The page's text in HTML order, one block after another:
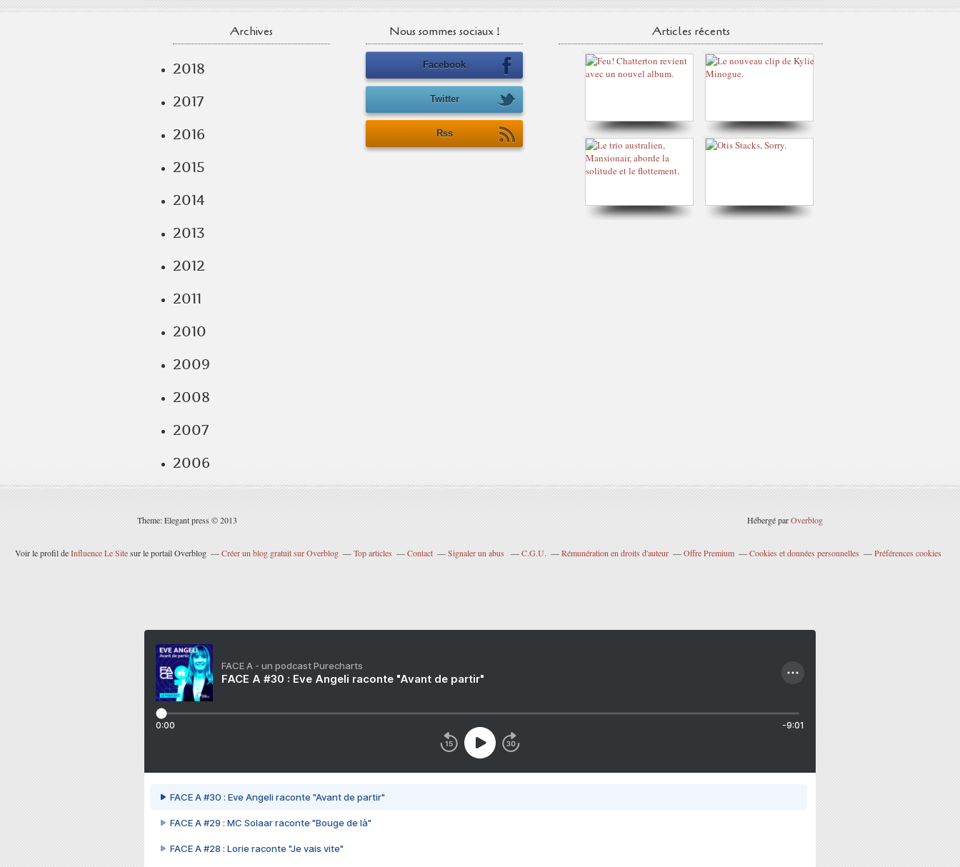
Archives
2018
2017
2016
2015
2014
2013
2012
2011
2010
2009
2008
2007
2006
Nous sommes sociaux !
Facebook
Twitter
Rss
Articles récents
Theme: Elegant press © 2013 Hébergé parOverblog
Voir le profil deInfluence Le Sitesur le portail Overblog Créer un blog gratuit sur Overblog Top articles Contact Signaler un abus C.G.U. Rémunération en droits d'auteur Offre Premium Cookies et données personnelles Préférences cookies
FACE A - un podcast Purecharts
FACE A #30 : Eve Angeli raconte "Avant de partir"
0:00 -9:01
FACE A #30 : Eve Angeli raconte "Avant de partir"
FACE A #29 : MC Solaar raconte "Bouge de là"
FACE A #28 : Lorie raconte "Je vais vite"